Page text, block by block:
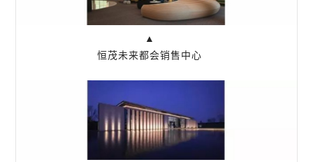
▲
恒茂未来都会销售中心